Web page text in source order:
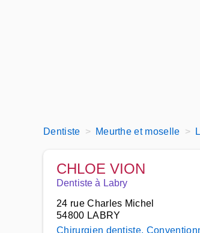
Dentiste Meurthe et moselle
CHLOE VION
Dentiste à Labry
24 rue Charles Michel
54800 LABRY
Chirurgien dentiste,